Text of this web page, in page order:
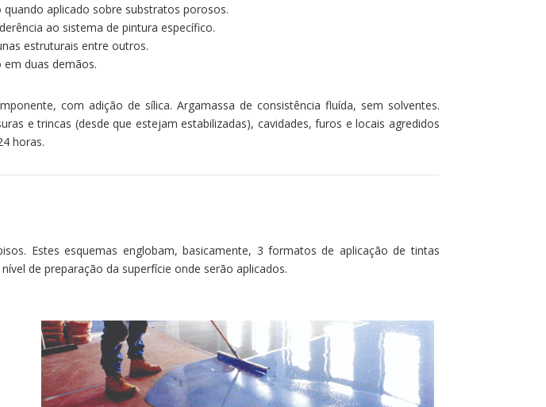
aplicado sobre substratos porosos.
ao sistema de pintura específico.
estruturais entre outros.
duas demãos.
com adição de sílica. Argamassa de consistência fluída, sem solventes.
e trincas (desde que estejam estabilizadas), cavidades, furos e locais agredidos
horas.
Estes esquemas englobam, basicamente, 3 formatos de aplicação de tintas
de preparação da superfície onde serão aplicados.